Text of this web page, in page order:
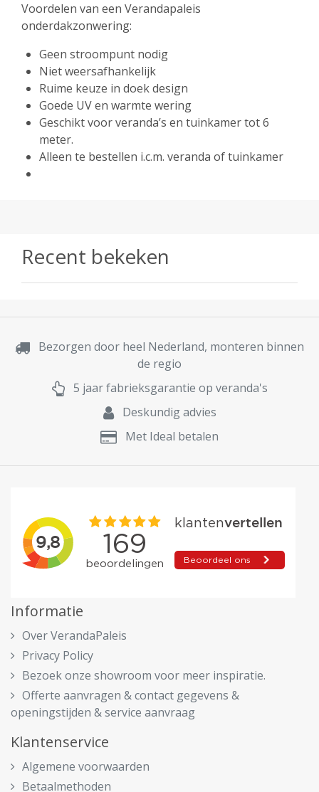
Voordelen van een Verandapaleis
onderdakzonwering:
Geen stroompunt nodig
Niet weersafhankelijk
Ruime keuze in doek design
Goede UV en warmte wering
Geschikt voor veranda’s en tuinkamer tot 6
meter.
Alleen te bestellen i.c.m. veranda of tuinkamer
Recent bekeken
Bezorgen door heel Nederland, monteren binnen
de regio
5 jaar fabrieksgarantie op veranda's
Deskundig advies
Met Ideal betalen
Informatie
Over VerandaPaleis
Privacy Policy
Bezoek onze showroom voor meer inspiratie.
Offerte aanvragen & contact gegevens &
openingstijden & service aanvraag
Klantenservice
Algemene voorwaarden
Betaalmethoden